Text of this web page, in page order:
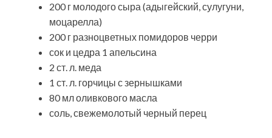
200 г молодого сыра (адыгейский, сулугуни,
моцарелла)
200 г разноцветных помидоров черри
сок и цедра 1 апельсина
2 ст. л. меда
1 ст. л. горчицы с зернышками
80 мл оливкового масла
соль, свежемолотый черный перец